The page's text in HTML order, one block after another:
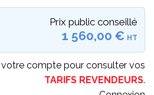
Prix public conseillé
1 560,00 € HT
compte pour consulter vos
TARIFS REVENDEURS.